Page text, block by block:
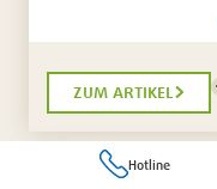
zum artikel
Hotline